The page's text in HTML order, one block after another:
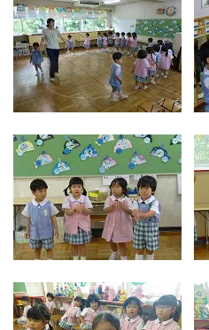
保 育後
課
お知らせ
フォトギャラリー
プライバシ
お気軽にご